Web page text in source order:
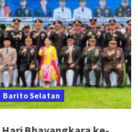
Barito Selatan